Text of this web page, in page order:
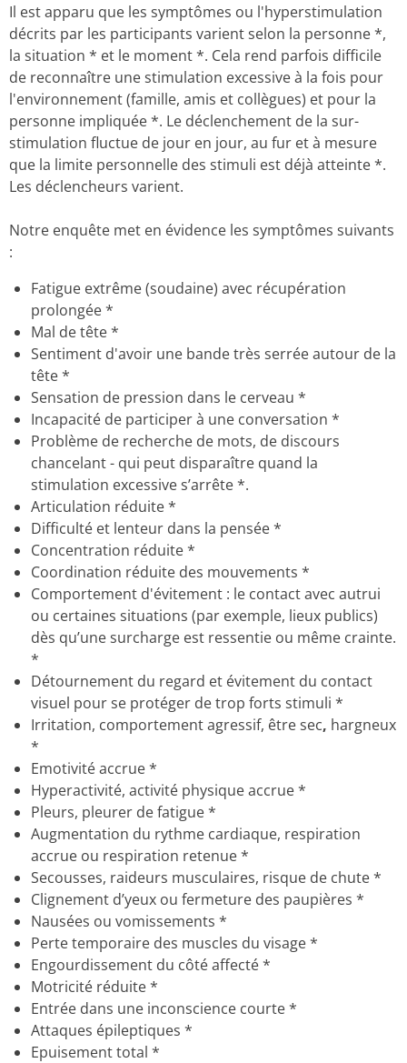
Il est apparu que les symptômes ou l'hyperstimulation
décrits par les participants varient selon la personne *,
la situation * et le moment *. Cela rend parfois difficile
de reconnaître une stimulation excessive à la fois pour
l'environnement (famille, amis et collègues) et pour la
personne impliquée *. Le déclenchement de la sur-
stimulation fluctue de jour en jour, au fur et à mesure
que la limite personnelle des stimuli est déjà atteinte *.
Les déclencheurs varient.
Notre enquête met en évidence les symptômes suivants
:
Fatigue extrême (soudaine) avec récupération
prolongée *
Mal de tête *
Sentiment d'avoir une bande très serrée autour de la
tête *
Sensation de pression dans le cerveau *
Incapacité de participer à une conversation *
Problème de recherche de mots, de discours
chancelant - qui peut disparaître quand la
stimulation excessive s’arrête *.
Articulation réduite *
Difficulté et lenteur dans la pensée *
Concentration réduite *
Coordination réduite des mouvements *
Comportement d'évitement : le contact avec autrui
ou certaines situations (par exemple, lieux publics)
dès qu’une surcharge est ressentie ou même crainte.
*
Détournement du regard et évitement du contact
visuel pour se protéger de trop forts stimuli *
Irritation, comportement agressif, être sec, hargneux
*
Emotivité accrue *
Hyperactivité, activité physique accrue *
Pleurs, pleurer de fatigue *
Augmentation du rythme cardiaque, respiration
accrue ou respiration retenue *
Secousses, raideurs musculaires, risque de chute *
Clignement d’yeux ou fermeture des paupières *
Nausées ou vomissements *
Perte temporaire des muscles du visage *
Engourdissement du côté affecté *
Motricité réduite *
Entrée dans une inconscience courte *
Attaques épileptiques *
Epuisement total *